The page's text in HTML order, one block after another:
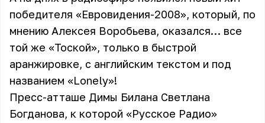
победителя «Евровидения-2008», который, по
мнению Алексея Воробьева, оказался… все
той же «Тоской», только в быстрой
аранжировке, с английским текстом и под
названием «Lonely»!
Пресс-атташе Димы Билана Светлана
Богданова, к которой «Русское Радио»